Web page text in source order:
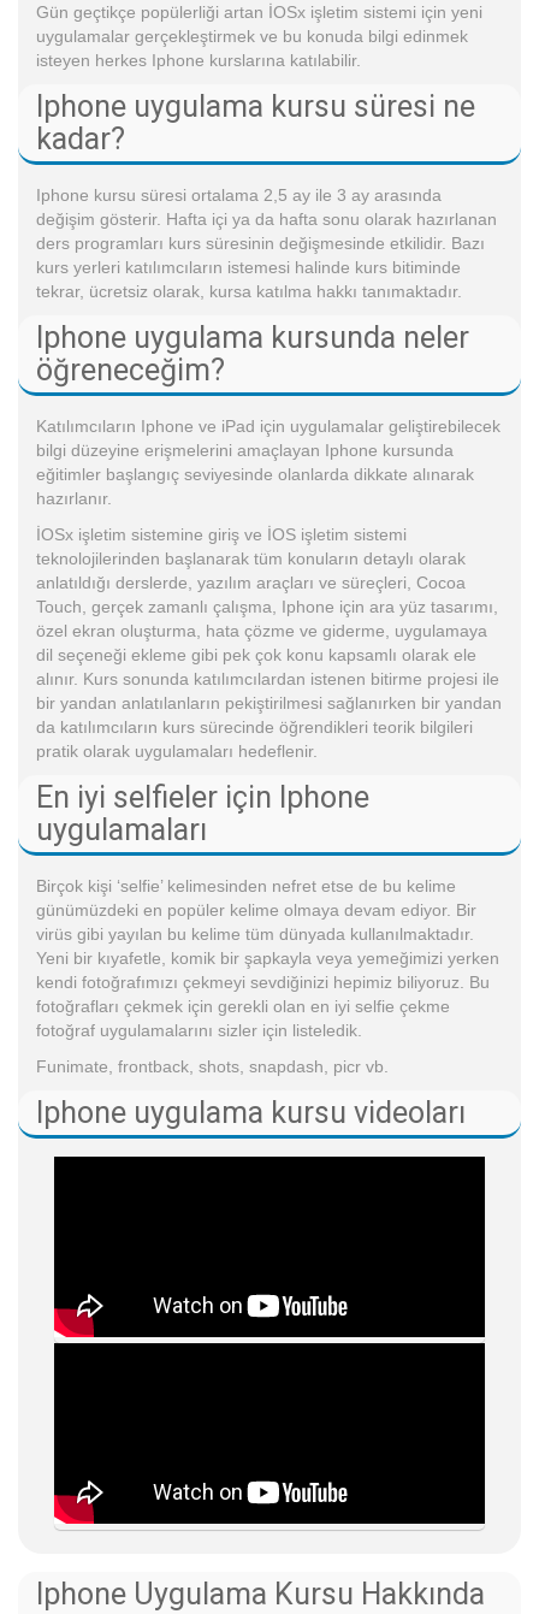
Gün geçtikçe popülerliği artan İOSx işletim sistemi için yeni
uygulamalar gerçekleştirmek ve bu konuda bilgi edinmek
isteyen herkes Iphone kurslarına katılabilir.
Iphone uygulama kursu süresi ne
kadar?
Iphone kursu süresi ortalama 2,5 ay ile 3 ay arasında
değişim gösterir. Hafta içi ya da hafta sonu olarak hazırlanan
ders programları kurs süresinin değişmesinde etkilidir. Bazı
kurs yerleri katılımcıların istemesi halinde kurs bitiminde
tekrar, ücretsiz olarak, kursa katılma hakkı tanımaktadır.
Iphone uygulama kursunda neler
öğreneceğim?
Katılımcıların Iphone ve iPad için uygulamalar geliştirebilecek
bilgi düzeyine erişmelerini amaçlayan Iphone kursunda
eğitimler başlangıç seviyesinde olanlarda dikkate alınarak
hazırlanır.
İOSx işletim sistemine giriş ve İOS işletim sistemi
teknolojilerinden başlanarak tüm konuların detaylı olarak
anlatıldığı derslerde, yazılım araçları ve süreçleri, Cocoa
Touch, gerçek zamanlı çalışma, Iphone için ara yüz tasarımı,
özel ekran oluşturma, hata çözme ve giderme, uygulamaya
dil seçeneği ekleme gibi pek çok konu kapsamlı olarak ele
alınır. Kurs sonunda katılımcılardan istenen bitirme projesi ile
bir yandan anlatılanların pekiştirilmesi sağlanırken bir yandan
da katılımcıların kurs sürecinde öğrendikleri teorik bilgileri
pratik olarak uygulamaları hedeflenir.
En iyi selfieler için Iphone
uygulamaları
Birçok kişi ‘selfie’ kelimesinden nefret etse de bu kelime
günümüzdeki en popüler kelime olmaya devam ediyor. Bir
virüs gibi yayılan bu kelime tüm dünyada kullanılmaktadır.
Yeni bir kıyafetle, komik bir şapkayla veya yemeğimizi yerken
kendi fotoğrafımızı çekmeyi sevdiğinizi hepimiz biliyoruz. Bu
fotoğrafları çekmek için gerekli olan en iyi selfie çekme
fotoğraf uygulamalarını sizler için listeledik.
Funimate, frontback, shots, snapdash, picr vb.
Iphone uygulama kursu videoları
Iphone Uygulama Kursu Hakkında